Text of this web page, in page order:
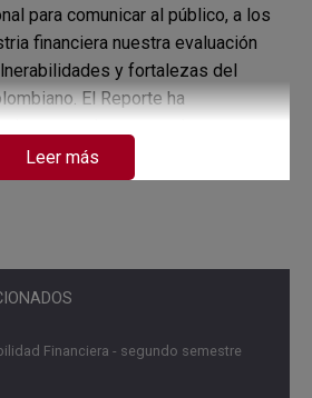
Financiera - segundo semestre
para comunicar al público, a los
financiera nuestra evaluación
y fortalezas del
El Reporte ha
análisis más profundos y un
fluido con la industria.
camino: busca abrir un espacio
sino que también contribuye con
Leer más